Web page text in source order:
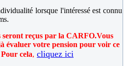
lorsque l'intéressé est connu
seront reçus par la CARFO.Vous
évaluer votre pension pour voir ce
cela, cliquez ici